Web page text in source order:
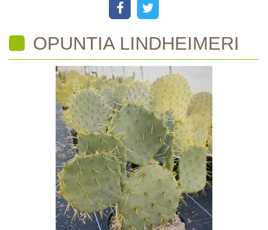
OPUNTIA LINDHEIMERI